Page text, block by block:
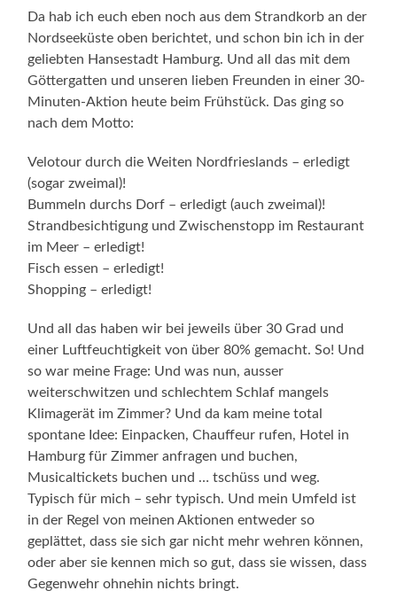
Da hab ich euch eben noch aus dem Strandkorb an der
Nordseeküste oben berichtet, und schon bin ich in der
geliebten Hansestadt Hamburg. Und all das mit dem
Göttergatten und unseren lieben Freunden in einer 30-
Minuten-Aktion heute beim Frühstück. Das ging so
nach dem Motto:
Velotour durch die Weiten Nordfrieslands – erledigt
(sogar zweimal)!
Bummeln durchs Dorf – erledigt (auch zweimal)!
Strandbesichtigung und Zwischenstopp im Restaurant
im Meer – erledigt!
Fisch essen – erledigt!
Shopping – erledigt!
Und all das haben wir bei jeweils über 30 Grad und
einer Luftfeuchtigkeit von über 80% gemacht. So! Und
so war meine Frage: Und was nun, ausser
weiterschwitzen und schlechtem Schlaf mangels
Klimagerät im Zimmer? Und da kam meine total
spontane Idee: Einpacken, Chauffeur rufen, Hotel in
Hamburg für Zimmer anfragen und buchen,
Musicaltickets buchen und … tschüss und weg.
Typisch für mich – sehr typisch. Und mein Umfeld ist
in der Regel von meinen Aktionen entweder so
geplättet, dass sie sich gar nicht mehr wehren können,
oder aber sie kennen mich so gut, dass sie wissen, dass
Gegenwehr ohnehin nichts bringt.